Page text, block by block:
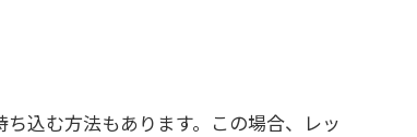
込む方法もあります。この場合、レッ